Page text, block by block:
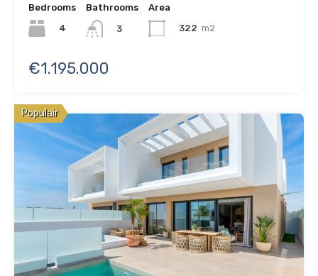
Bedrooms
4
Bathrooms
3
Area
322 m2
€1.195.000
Populair